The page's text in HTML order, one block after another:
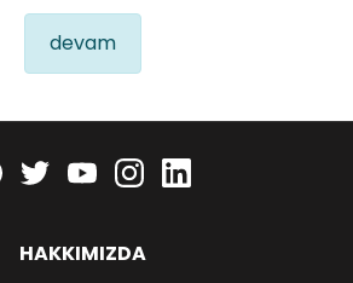
devam
Facebook
twitteryoutubeinstagram
HAKKIMIZDA